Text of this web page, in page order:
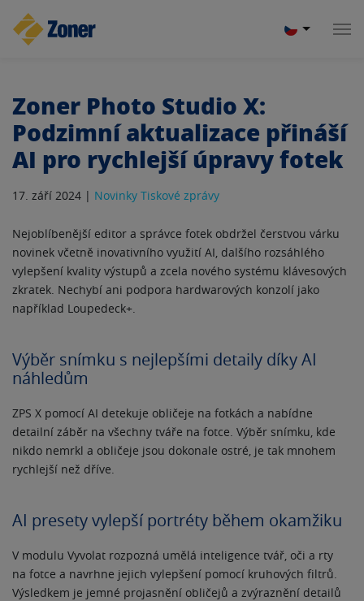
Zoner Photo Studio X:
Podzimní aktualizace přináší
AI pro rychlejší úpravy fotek
17. září 2024 | Novinky Tiskové zprávy
Nejoblíbenější editor a správce fotek obdržel čerstvou várku
novinek včetně inovativního využití AI, dalšího rozsáhlého
vylepšení kvality výstupů a zcela nového systému klávesových
zkratek. Nechybí ani podpora hardwarových konzolí jako
například Loupedeck+.
Výběr snímku s nejlepšími detaily díky AI
náhledům
ZPS X pomocí AI detekuje obličeje na fotkách a nabídne
detailní záběr na všechny tváře na fotce. Výběr snímku, kde
nikdo nemrkl a obličeje jsou dokonale ostré, je tak mnohem
rychlejší než dříve.
AI presety vylepší portréty během okamžiku
V modulu Vyvolat rozpozná umělá inteligence tvář, oči a rty
na fotce a navrhne jejich vylepšení pomocí kruhových filtrů.
Výsledkem je jemné projasnění obličejů a zvýraznění detailů